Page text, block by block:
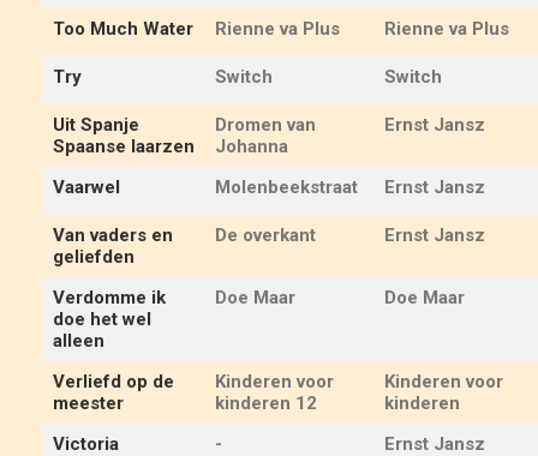
Too Much Water
Rienne va Plus Rienne va Plus
Try Switch Switch
Uit Spanje
Spaanse laarzen
Dromen van
Johanna
Ernst Jansz
Vaarwel Molenbeekstraat Ernst Jansz
Van vaders en
geliefden
De overkant Ernst Jansz
Verdomme ik
doe het wel
alleen
Doe Maar Doe Maar
Verliefd op de
meester
Kinderen voor
kinderen 12
Kinderen voor
kinderen
Victoria
- Ernst Jansz